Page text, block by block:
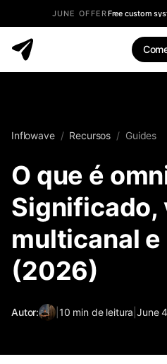
JUNE OFFERFree custom
Inflowave / Recursos / Guides
O que é
Significado,
multicanal
(2026)
Autor: 10 min de leitura |June